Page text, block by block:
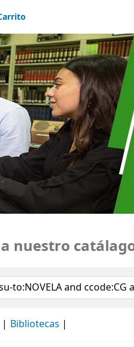
catálago,
Bibliotecas